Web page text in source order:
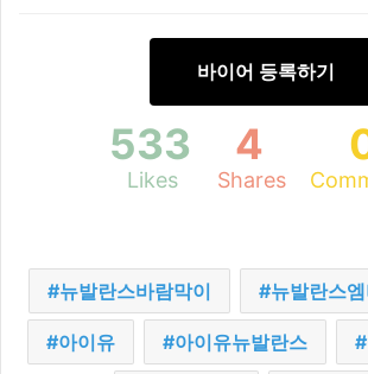
바이어 등록하기
533
Likes
4
Shares
뉴발란스바람막이 뉴발란스
아이유 아이유뉴발란스